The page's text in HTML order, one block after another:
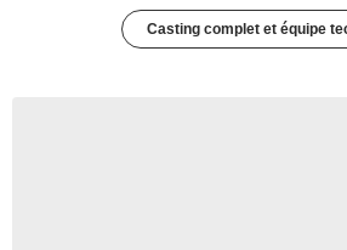
Casting complet et équipe